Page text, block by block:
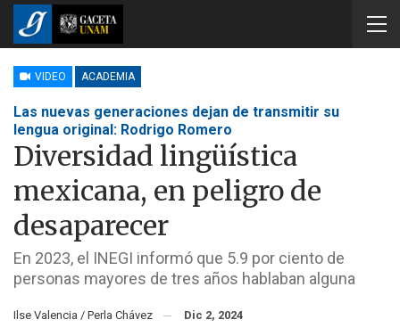
VIDEO ACADEMIA
Las nuevas generaciones dejan de transmitir su
lengua original: Rodrigo Romero
Diversidad lingüística
mexicana, en peligro de
desaparecer
En 2023, el INEGI informó que 5.9 por ciento de
personas mayores de tres años hablaban alguna
Ilse Valencia / Perla Chávez Dic 2, 2024